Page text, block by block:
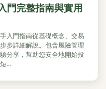
門完整指南與實用
入門指南從基礎概念、交易
步詳細解說。包含風險管理
分享，幫助您安全地開始投
...